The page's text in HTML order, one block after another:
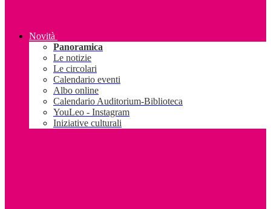
Novità
Panoramica
Le notizie
Le circolari
Calendario eventi
Albo online
Calendario Auditorium-Biblioteca
YouLeo - Instagram
Iniziative culturali